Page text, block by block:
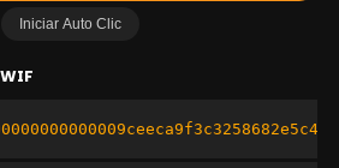
Iniciar Auto Clic